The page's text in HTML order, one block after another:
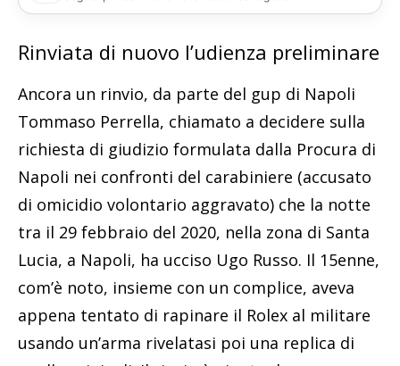
Rinviata di nuovo l’udienza preliminare
Ancora un rinvio, da parte del gup di Napoli
Tommaso Perrella, chiamato a decidere sulla
richiesta di giudizio formulata dalla Procura di
Napoli nei confronti del carabiniere (accusato
di omicidio volontario aggravato) che la notte
tra il 29 febbraio del 2020, nella zona di Santa
Lucia, a Napoli, ha ucciso Ugo Russo. Il 15enne,
com’è noto, insieme con un complice, aveva
appena tentato di rapinare il Rolex al militare
usando un’arma rivelatasi poi una replica di